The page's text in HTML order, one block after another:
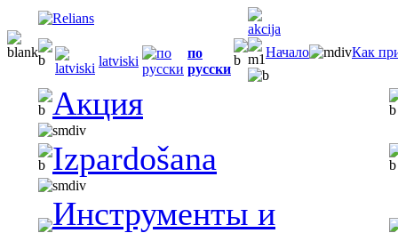
latviski
по
русски
Начало Как
Акция
Izpardošana
Инструменты и